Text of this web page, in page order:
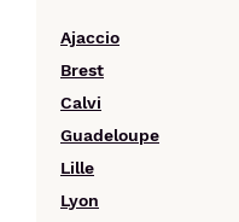
Ajaccio
Brest
Calvi
Guadeloupe
Lille
Lyon